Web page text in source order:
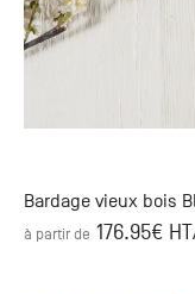
Bardage vieux bois
à partir de 176.95€ HT